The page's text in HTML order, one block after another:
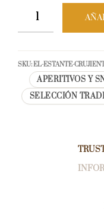
SKU:EL-ESTANTE-
APERITIVOS Y
SELECCIÓN